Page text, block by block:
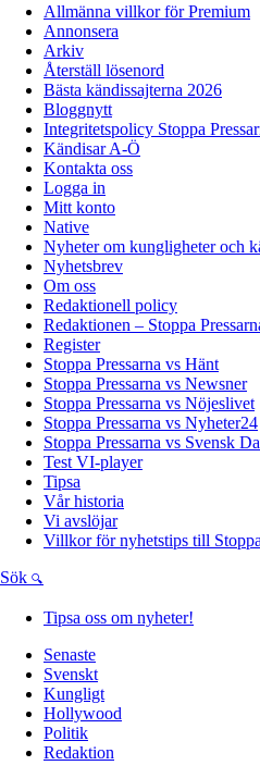
Allmänna villkor för Premium
Annonsera
Arkiv
Återställ lösenord
Bästa kändissajterna 2026
Bloggnytt
Integritetspolicy Stoppa
Kändisar A-Ö
Kontakta oss
Logga in
Mitt konto
Native
Nyheter om kungligheter och
Nyhetsbrev
Om oss
Redaktionell policy
Redaktionen – Stoppa
Register
Stoppa Pressarna vs Hänt
Stoppa Pressarna vs Newsner
Stoppa Pressarna vs Nöjeslivet
Stoppa Pressarna vs Nyheter24
Stoppa Pressarna vs Svensk
Test VI-player
Tipsa
Vår historia
Vi avslöjar
Villkor för nyhetstips till Stoppa
Sök
Tipsa oss om nyheter!
Senaste
Svenskt
Kungligt
Hollywood
Politik
Redaktion